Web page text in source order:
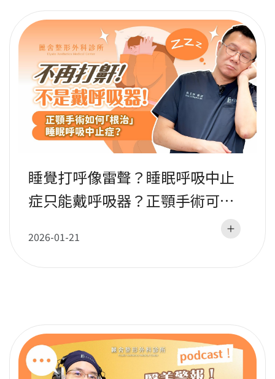
睡覺打呼像雷聲？睡眠呼吸中止
症只能戴呼吸器？正顎手術可能
是你另一種選擇！｜張呈欣醫師
2026-01-21